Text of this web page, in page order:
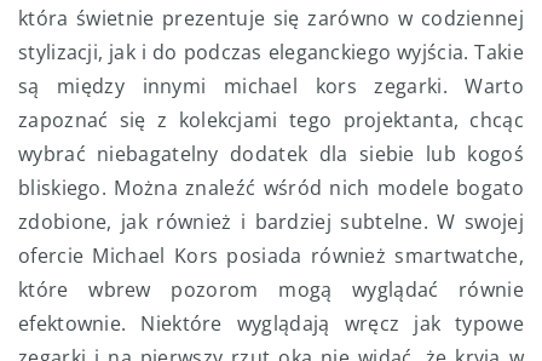
która świetnie prezentuje się zarówno w codziennej
stylizacji, jak i do podczas eleganckiego wyjścia. Takie
są między innymi michael kors zegarki. Warto
zapoznać się z kolekcjami tego projektanta, chcąc
wybrać niebagatelny dodatek dla siebie lub kogoś
bliskiego. Można znaleźć wśród nich modele bogato
zdobione, jak również i bardziej subtelne. W swojej
ofercie Michael Kors posiada również smartwatche,
które wbrew pozorom mogą wyglądać równie
efektownie. Niektóre wyglądają wręcz jak typowe